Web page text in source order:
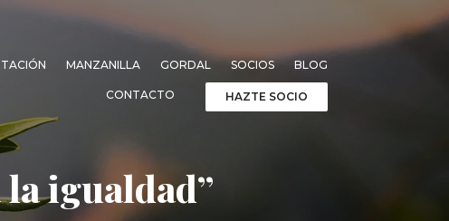
MANZANILLA GORDAL SOCIOS BLOG
CONTACTO HAZTE SOCIO
igualdad”